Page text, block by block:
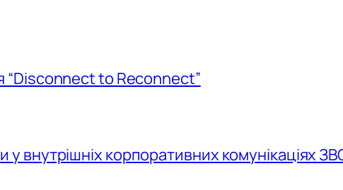
“Disconnect to Reconnect”
внутрішніх корпоративних комунікаціях